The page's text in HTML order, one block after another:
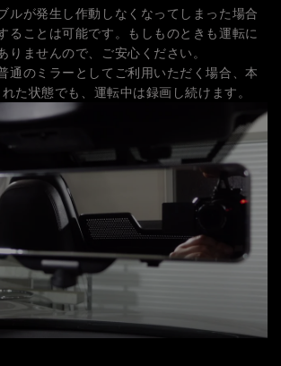
ルが発生し作動しなくなってしまった場合
ることは可能です。もしものときも運転に
りませんので、ご安心ください。
通のミラーとしてご利用いただく場合、本
た状態でも、運転中は録画し続けます。